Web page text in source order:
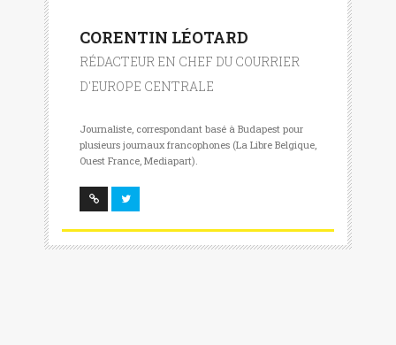
CORENTIN LÉOTARD
RÉDACTEUR EN CHEF DU COURRIER
D'EUROPE CENTRALE
Journaliste, correspondant basé à Budapest pour
plusieurs journaux francophones (La Libre Belgique,
Ouest France, Mediapart).